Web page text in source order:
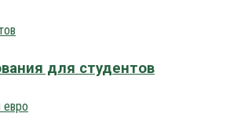
для студентов